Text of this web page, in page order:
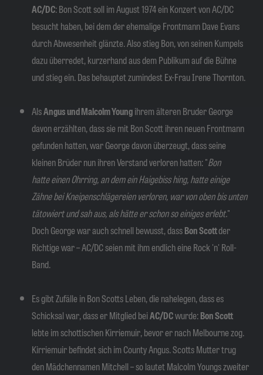
AC/DC: Bon Scott soll im August 1974 ein Konzert von AC/DC
besucht haben, bei dem der ehemalige Frontmann Dave Evans
durch Abwesenheit glänzte. Also stieg Bon, von seinen Kumpels
dazu überredet, kurzerhand aus dem Publikum auf die Bühne
und stieg ein. Das behauptet zumindest Ex-Frau Irene Thornton.
AlsAngus und Malcolm Youngihrem älteren Bruder George
davon erzählten, dass sie mit Bon Scott ihren neuen Frontmann
gefunden hatten, war George davon überzeugt, dass seine
kleinen Brüder nun ihren Verstand verloren hatten: "Bon
hatte einen Ohrring, an dem ein Haigebiss hing, hatte einige
Zähne bei Kneipenschlägereien verloren, war von oben bis unten
tätowiert und sah aus, als hätte er schon so einiges erlebt."
Doch George war auch schnell bewusst, dassBon Scottder
Richtige war – AC/DC seien mit ihm endlich eine Rock 'n' Roll-
Band.
Es gibt Zufälle in Bon Scotts Leben, die nahelegen, dass es
Schicksal war, dass er Mitglied beiAC/DCwurde:Bon Scott
lebte im schottischen Kirriemuir, bevor er nach Melbourne zog.
Kirriemuir befindet sich im County Angus. Scotts Mutter trug
den Mädchennamen Mitchell – so lautet Malcolm Youngs zweiter